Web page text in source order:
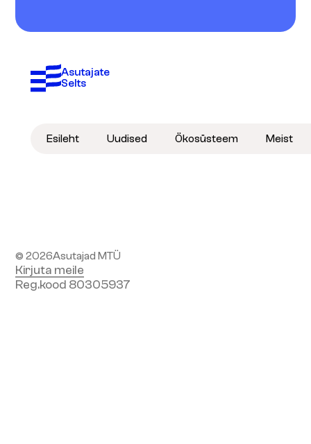
Asutajate
Selts
Esileht Uudised Ökosüsteem Meist
© 2026Asutajad MTÜ
Kirjuta meile
Reg.kood 80305937